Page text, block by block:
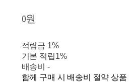
0원
적립금 1%
기본 적립1%
배송비 -
함께 구매 시 배송비 절약 상품